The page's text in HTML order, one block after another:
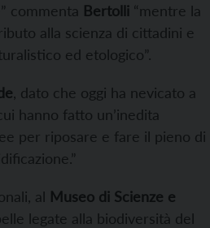
commenta Bertolli “mentre la
alla scienza di cittadini e
ed etologico”.
, dato che oggi ha nevicato a
hanno fatto un’inedita
per riposare e fare il pieno di
al Museo di Scienze e
legate alla biodiversità del